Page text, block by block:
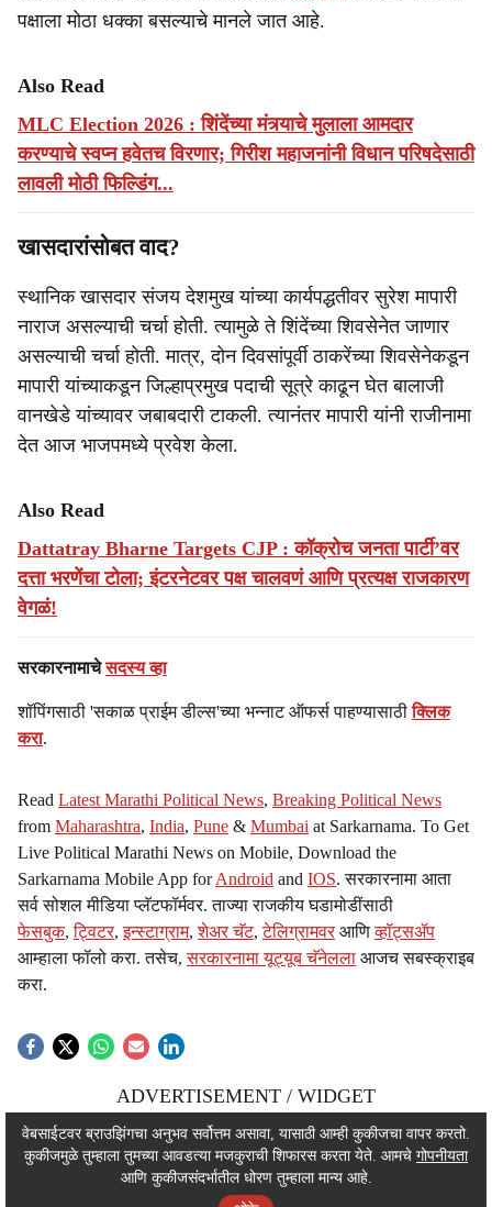
पक्षाला मोठा धक्का बसल्याचे मानले जात आहे.
Also Read
MLC Election 2026 : शिंदेंच्या मंत्र्याचे मुलाला आमदार
करण्याचे स्वप्न हवेतच विरणार; गिरीश महाजनांनी विधान परिषदेसाठी
लावली मोठी फिल्डिंग...
खासदारांसोबत वाद?
स्थानिक खासदार संजय देशमुख यांच्या कार्यपद्धतीवर सुरेश मापारी
नाराज असल्याची चर्चा होती. त्यामुळे ते शिंदेंच्या शिवसेनेत जाणार
असल्याची चर्चा होती. मात्र, दोन दिवसांपूर्वी ठाकरेंच्या शिवसेनेकडून
मापारी यांच्याकडून जिल्हाप्रमुख पदाची सूत्रे काढून घेत बालाजी
वानखेडे यांच्यावर जबाबदारी टाकली. त्यानंतर मापारी यांनी राजीनामा
देत आज भाजपमध्ये प्रवेश केला.
Also Read
Dattatray Bharne Targets CJP : कॉक्रोच जनता पार्टी’वर
दत्ता भरणेंचा टोला; इंटरनेटवर पक्ष चालवणं आणि प्रत्यक्ष राजकारण
वेगळं!
सरकारनामाचेसदस्य व्हा
शॉपिंगसाठी 'सकाळ प्राईम डील्स'च्या भन्नाट ऑफर्स पाहण्यासाठीक्लिक
करा.
Read Latest Marathi Political News, Breaking Political News
from Maharashtra, India, Pune & Mumbai at Sarkarnama. To Get
Live Political Marathi News on Mobile, Download the
Sarkarnama Mobile App forAndroid and IOS. सरकारनामा आता
सर्व सोशल मीडिया प्लॅटफॉर्मवर. ताज्या राजकीय घडामोडींसाठी
फेसबुक,ट्विटर,इन्स्टाग्राम,शेअर चॅट,टेलिग्रामवर आणिव्हॉट्सॲप
आम्हाला फॉलो करा. तसेच,सरकारनामा यूट्यूब चॅनेलला आजच सबस्क्राइब
करा.
ADVERTISEMENT / WIDGET
ADVERTISEMENT / WIDGET
ADVERTISEMENT / WIDGET
वेबसाईटवर ब्राउझिंगचा अनुभव सर्वोत्तम असावा, यासाठी आम्ही कुकीजचा वापर करतो.
कुकीजमुळे तुम्हाला तुमच्या आवडत्या मजकुराची शिफारस करता येते. आमचे गोपनीयता
आणि कुकीजसंदर्भातील धोरण तुम्हाला मान्य आहे.